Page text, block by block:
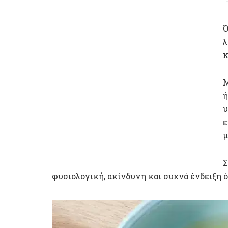
φυσιολογική, ακίνδυνη και συχνά ένδειξη